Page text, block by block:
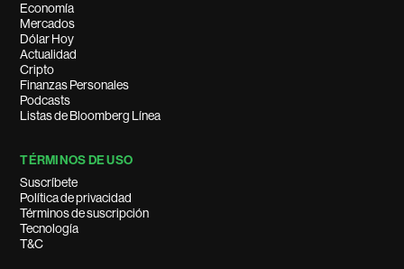
Economía
Mercados
Dólar Hoy
Actualidad
Cripto
Finanzas Personales
Podcasts
Listas de Bloomberg Línea
TÉRMINOS DE USO
Suscríbete
Política de privacidad
Términos de suscripción
Tecnología
T&C